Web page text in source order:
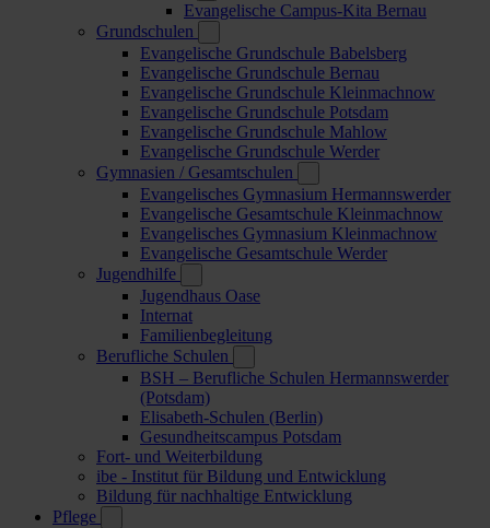
Evangelische Campus-Kita Bernau
Grundschulen
Evangelische Grundschule Babelsberg
Evangelische Grundschule Bernau
Evangelische Grundschule Kleinmachnow
Evangelische Grundschule Potsdam
Evangelische Grundschule Mahlow
Evangelische Grundschule Werder
Gymnasien / Gesamtschulen
Evangelisches Gymnasium Hermannswerder
Evangelische Gesamtschule Kleinmachnow
Evangelisches Gymnasium Kleinmachnow
Evangelische Gesamtschule Werder
Jugendhilfe
Jugendhaus Oase
Internat
Familienbegleitung
Berufliche Schulen
BSH – Berufliche Schulen Hermannswerder
(Potsdam)
Elisabeth-Schulen (Berlin)
Gesundheitscampus Potsdam
Fort- und Weiterbildung
ibe - Institut für Bildung und Entwicklung
Bildung für nachhaltige Entwicklung
Pflege